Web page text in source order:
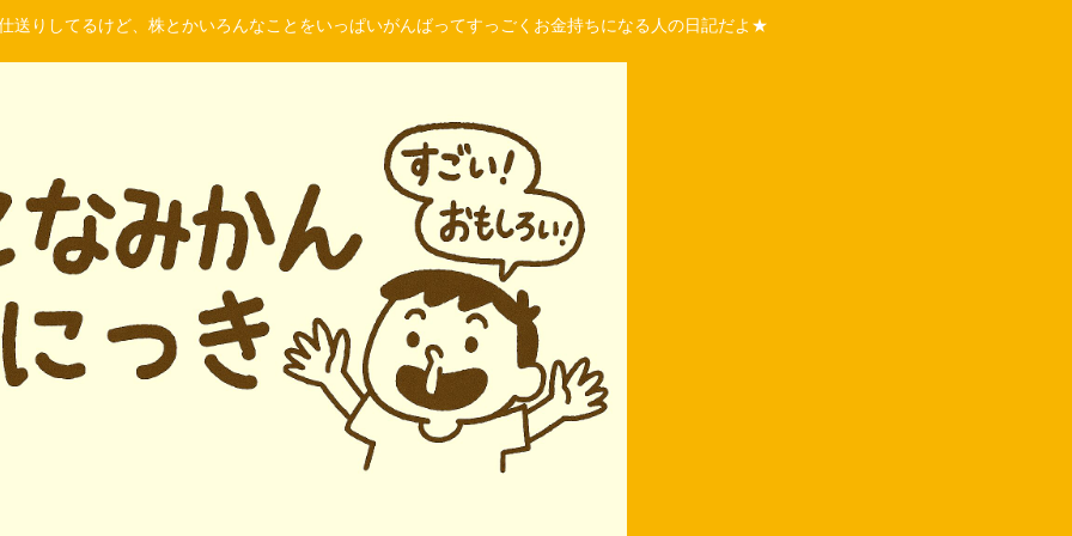
送りしてるけど、株とかいろんなことをいっぱいがんばってすっごくお金持ちになる人の日記だよ★